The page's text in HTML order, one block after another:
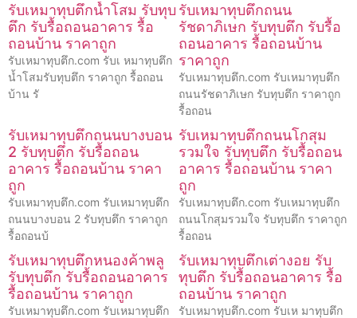
รับเหมาทุบตึกน้ำโสม รับทุบ
ตึก รับรื้อถอนอาคาร รื้อ
ถอนบ้าน ราคาถูก
รับเหมาทุบตึก.com รับเ หมาทุบตึก
น้ำโสมรับทุบตึก ราคาถูก รื้อถอน
บ้าน รั
รับเหมาทุบตึกถนน
รัชดาภิเษก รับทุบตึก รับรื้อ
ถอนอาคาร รื้อถอนบ้าน
ราคาถูก
รับเหมาทุบตึก.com รับเหมาทุบตึก
ถนนรัชดาภิเษก รับทุบตึก ราคาถูก
รื้อถอน
รับเหมาทุบตึกถนนบางบอน
2 รับทุบตึก รับรื้อถอน
อาคาร รื้อถอนบ้าน ราคา
ถูก
รับเหมาทุบตึก.com รับเหมาทุบตึก
ถนนบางบอน 2 รับทุบตึก ราคาถูก
รื้อถอนบ้
รับเหมาทุบตึกถนนโกสุม
รวมใจ รับทุบตึก รับรื้อถอน
อาคาร รื้อถอนบ้าน ราคา
ถูก
รับเหมาทุบตึก.com รับเหมาทุบตึก
ถนนโกสุมรวมใจ รับทุบตึก ราคาถูก
รื้อถอน
รับเหมาทุบตึกหนองค้าพลู
รับทุบตึก รับรื้อถอนอาคาร
รื้อถอนบ้าน ราคาถูก
รับเหมาทุบตึก.com รับเหมาทุบตึก
รับเหมาทุบตึกเต่างอย รับ
ทุบตึก รับรื้อถอนอาคาร รื้อ
ถอนบ้าน ราคาถูก
รับเหมาทุบตึก.com รับเห มาทุบตึก